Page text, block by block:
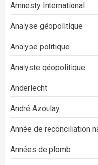
Amnesty International
Analyse géopolitique
Analyse politique
Analyste géopolitique
Anderlecht
André Azoulay
Année de reconciliation
Années de plomb